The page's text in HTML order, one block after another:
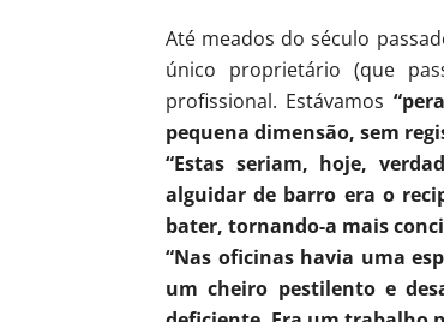
Até meados do século
único proprietário (que
profissional. Estávamos
pequena dimensão, sem
“Estas seriam, hoje,
alguidar de barro era o
bater, tornando-a mais
“Nas oficinas havia uma
um cheiro pestilento e